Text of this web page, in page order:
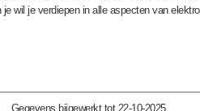
wil je verdiepen in alle aspecten van
Gegevens bijgewerkt tot 22-10-2025